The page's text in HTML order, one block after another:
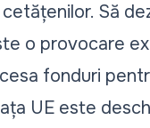
Să
o provocare
fonduri
UE este